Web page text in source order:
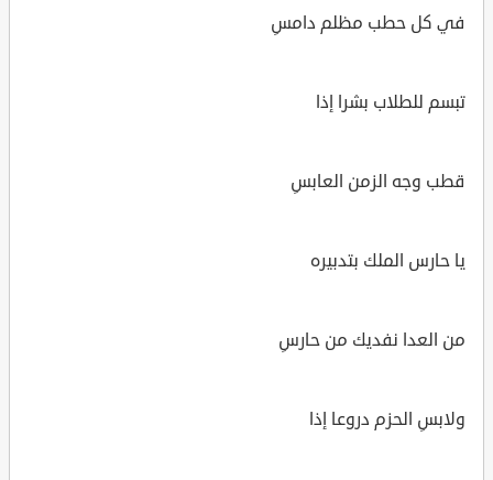
في كل حطب مظلم دامسِ
تبسم للطلاب بشرا إذا
قطب وجه الزمن العابسِ
يا حارس الملك بتدبيره
من العدا نفديك من حارسِ
ولابسِ الحزم دروعا إذا